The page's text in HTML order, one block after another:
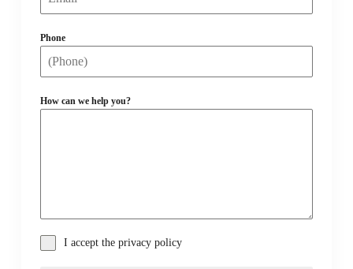
Phone
How can we help you?
I accept the privacy policy